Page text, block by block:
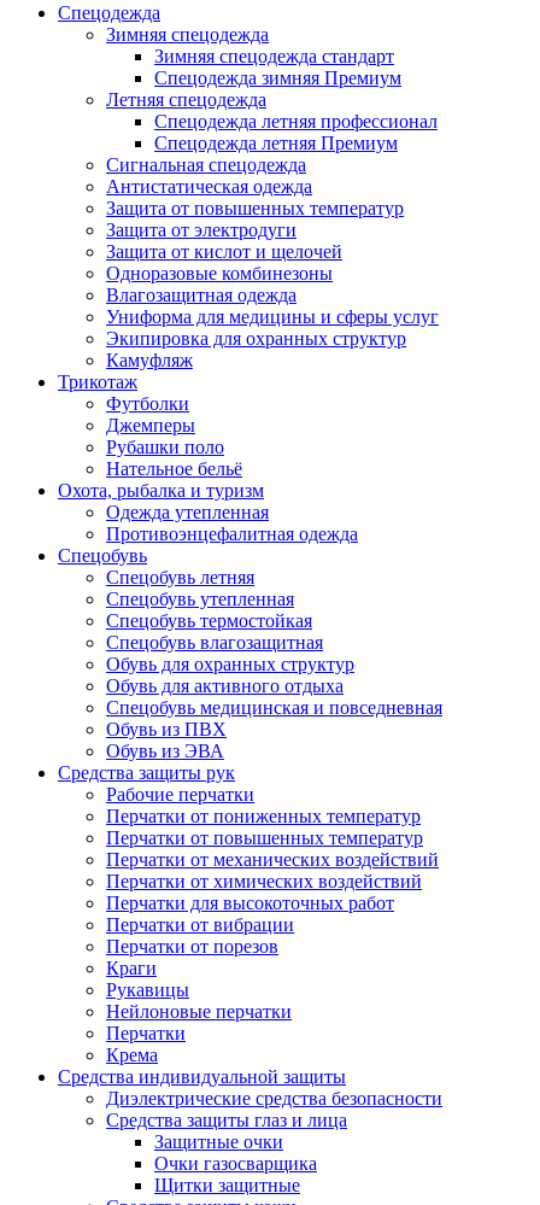
Спецодежда
Зимняя спецодежда
Зимняя спецодежда стандарт
Спецодежда зимняя Премиум
Летняя спецодежда
Спецодежда летняя профессионал
Спецодежда летняя Премиум
Сигнальная спецодежда
Антистатическая одежда
Защита от повышенных температур
Защита от электродуги
Защита от кислот и щелочей
Одноразовые комбинезоны
Влагозащитная одежда
Униформа для медицины и сферы услуг
Экипировка для охранных структур
Камуфляж
Трикотаж
Футболки
Джемперы
Рубашки поло
Нательное бельё
Охота, рыбалка и туризм
Одежда утепленная
Противоэнцефалитная одежда
Спецобувь
Спецобувь летняя
Спецобувь утепленная
Спецобувь термостойкая
Спецобувь влагозащитная
Обувь для охранных структур
Обувь для активного отдыха
Спецобувь медицинская и повседневная
Обувь из ПВХ
Обувь из ЭВА
Средства защиты рук
Рабочие перчатки
Перчатки от пониженных температур
Перчатки от повышенных температур
Перчатки от механических воздействий
Перчатки от химических воздействий
Перчатки для высокоточных работ
Перчатки от вибрации
Перчатки от порезов
Краги
Рукавицы
Нейлоновые перчатки
Перчатки
Крема
Средства индивидуальной защиты
Диэлектрические средства безопасности
Средства защиты глаз и лица
Защитные очки
Очки газосварщика
Щитки защитные